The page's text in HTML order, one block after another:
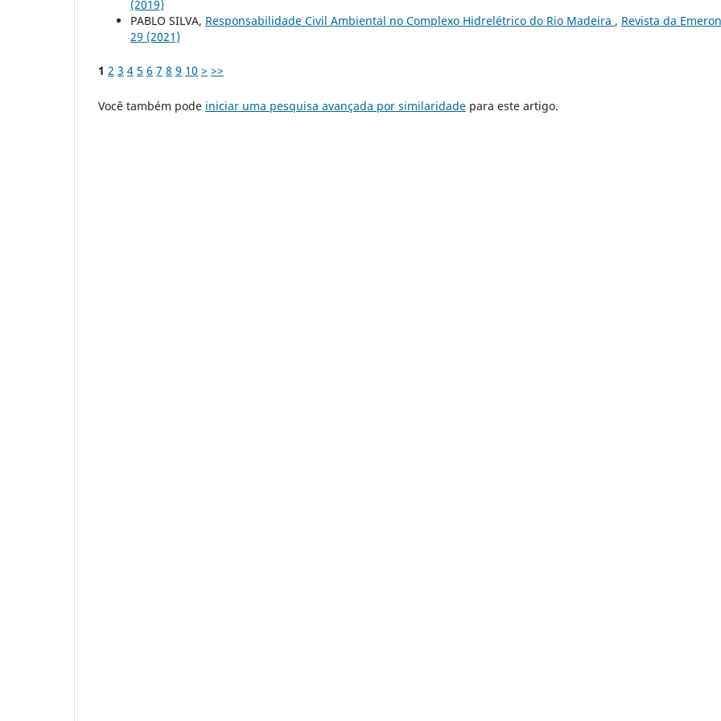
(2019)
PABLO SILVA, Responsabilidade Civil Ambiental no Complexo Hidrelétrico do Rio Madeira , Revista da
29 (2021)
1 2 3 4 5 6 7 8 9 10 > >>
Você também pode iniciar uma pesquisa avançada por similaridade para este artigo.